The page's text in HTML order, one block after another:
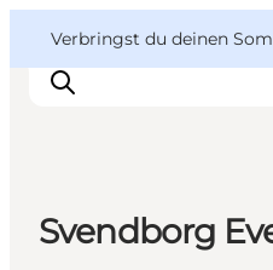
Verbringst du deinen
VisitFyn
Deutsch
Svendborg